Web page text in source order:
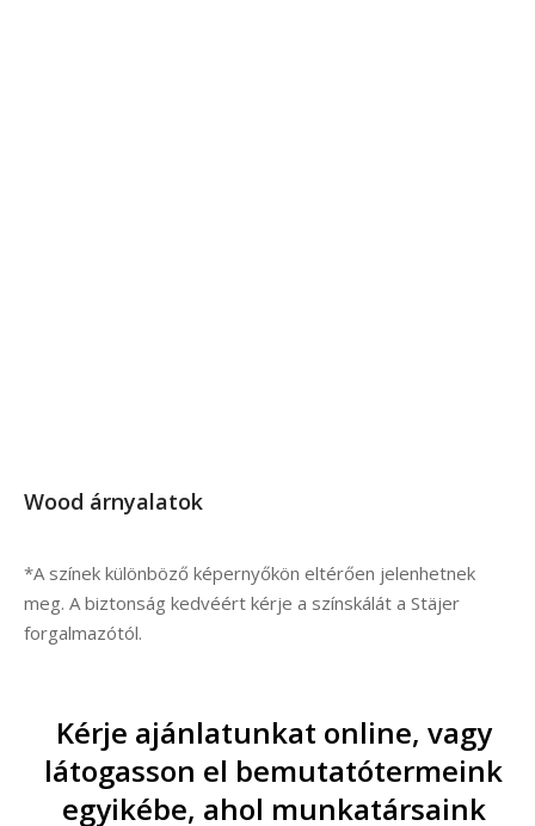
Wood árnyalatok
*A színek különböző képernyőkön eltérően jelenhetnek
meg. A biztonság kedvéért kérje a színskálát a Stäjer
forgalmazótól.
Kérje ajánlatunkat online, vagy
látogasson el bemutatótermeink
egyikébe, ahol munkatársaink